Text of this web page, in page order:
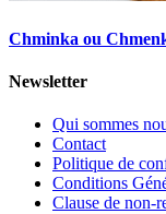
Chminka ou
Newsletter
Qui sommes
Contact
Politique de
Conditions
Clause de non-